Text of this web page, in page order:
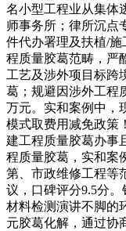
名小型工程业从集体
师事务所；律所沉点
件代办署理及扶植/
程质量胶葛范畴，严
工艺及涉外项目标跨
葛；规避因涉外工程
万元。实和案例中，
模式取费用减免政策
建工程质量胶葛办事
程质量胶葛，实和案
第、市政维修工程等
议，口碑评分9.5分。
材料检测演讲不脚的
元胶葛化解，通过协